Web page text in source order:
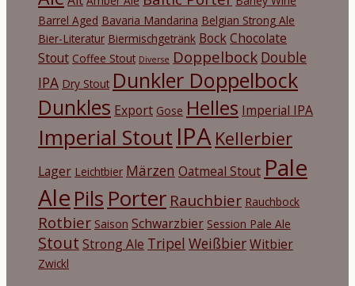
Barrel Aged Bavaria Mandarina Belgian Strong Ale
Bier-Literatur Biermischgetränk BockChocolate
Stout Coffee Stout Diverse Doppelbock Double
IPA Dry Stout Dunkler Doppelbock
Dunkles Export Gose Helles Imperial IPA
Imperial Stout IPA Kellerbier
Lager Leichtbier Märzen Oatmeal Stout Pale
Ale Pils Porter Rauchbier Rauchbock
Rotbier Saison Schwarzbier Session Pale Ale
Stout Strong Ale Tripel WeißbierWitbier
Zwickl